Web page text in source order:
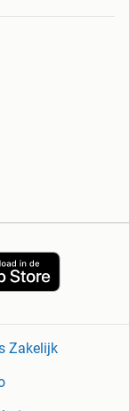
Zakelijk